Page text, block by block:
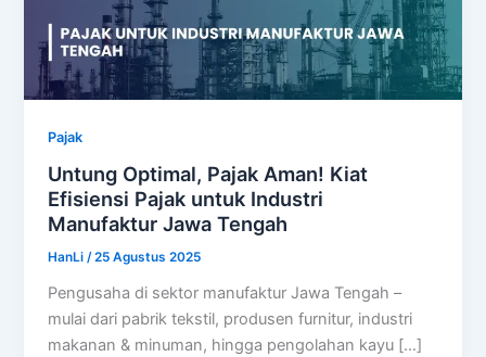
Pajak
Untung Optimal, Pajak Aman! Kiat
Efisiensi Pajak untuk Industri
Manufaktur Jawa Tengah
HanLi/25 Agustus 2025
Pengusaha di sektor manufaktur Jawa Tengah –
mulai dari pabrik tekstil, produsen furnitur, industri
makanan & minuman, hingga pengolahan kayu […]